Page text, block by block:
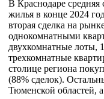
В Краснодаре средняя
жилья в конце 2024
вторая сделка на
однокомнатными
двухкомнатные
трехкомнатные
столице региона
(88% сделок).
Тюменской областей,